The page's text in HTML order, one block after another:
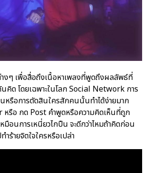
งๆ เพื่อสื่อถึงเนื้อหาเพลงที่พูดถึงผลลัพธ์ที่
คิด โดยเฉพาะในโลก Social Network การ
หรือการตัดสินใครสักคนนั้นทำได้ง่ายมาก
รือ กด Post คำพูดหรือความคิดเห็นที่ถูก
มือนการเหนี่ยวไกปืน จะดีกว่าไหมถ้าคิดก่อน
ำร้ายจิตใจใครหรือเปล่า